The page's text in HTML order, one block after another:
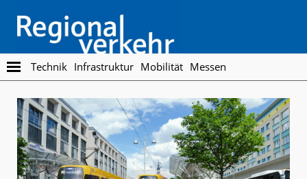
main
content
footer
Regionalverkehr
Die
Fachzeitschrift
den
Öffentlichen
Personennahverkehr
Technik Infrastruktur Mobilität Messen